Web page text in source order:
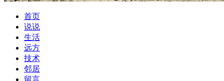
首页
说说
生活
远方
技术
邻居
留言